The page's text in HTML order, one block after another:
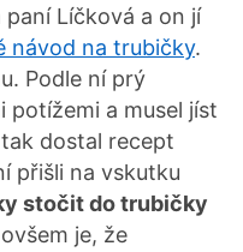
Líčková a on jí
návod na trubičky.
Podle ní prý
potížemi a musel jíst
dostal recept
přišli na vskutku
stočit do trubičky
je, že